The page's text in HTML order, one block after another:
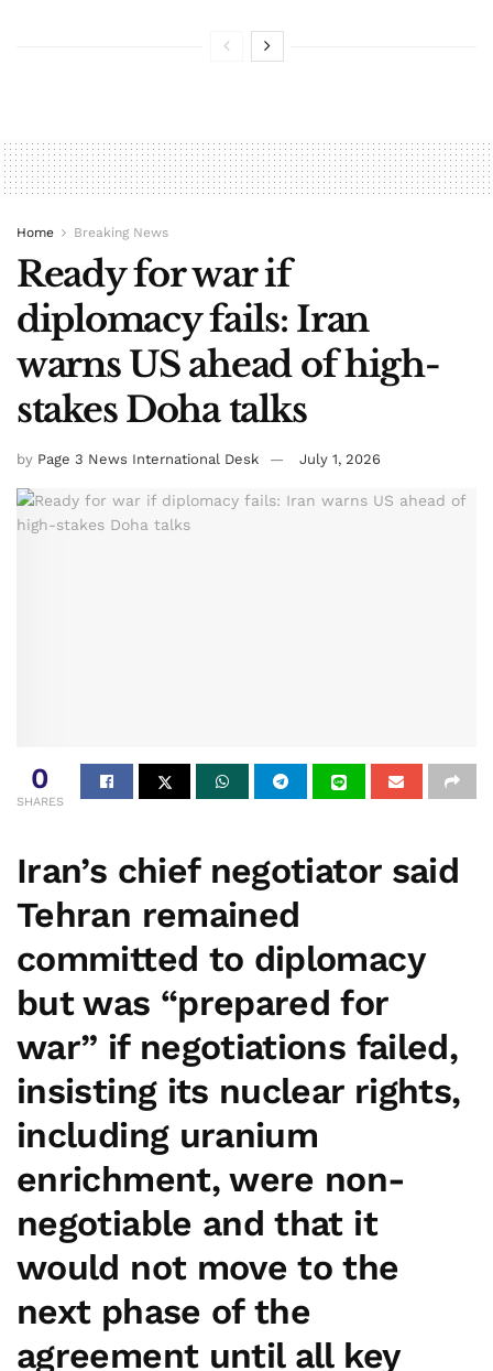
Home Breaking News
Ready for war if
diplomacy fails: Iran
warns US ahead of high-
stakes Doha talks
by Page 3 News International Desk July 1, 2026
0
SHARES
Iran’s chief negotiator said
Tehran remained
committed to diplomacy
but was “prepared for
war” if negotiations failed,
insisting its nuclear rights,
including uranium
enrichment, were non-
negotiable and that it
would not move to the
next phase of the
agreement until all key